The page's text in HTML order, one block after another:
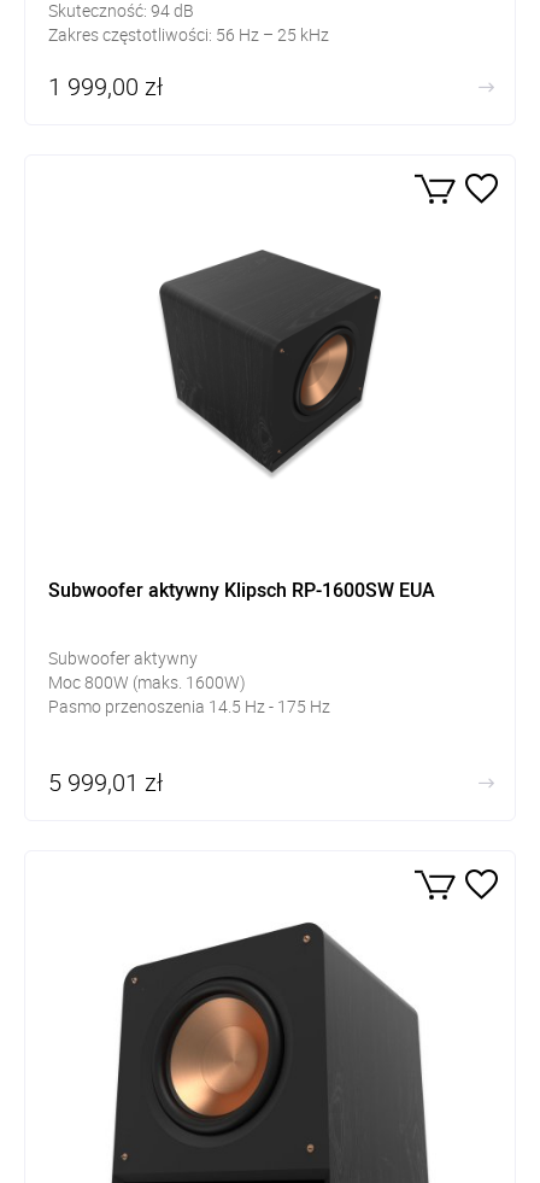
Skuteczność: 94 dB
Zakres częstotliwości: 56 Hz – 25 kHz
1 999,00 zł
Subwoofer aktywny Klipsch RP-1600SW EUA
Subwoofer aktywny
Moc 800W (maks. 1600W)
Pasmo przenoszenia 14.5 Hz - 175 Hz
5 999,01 zł